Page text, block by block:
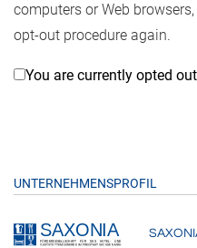
computers or Web
opt-out procedure again.
You are currently opted
UNTERNEHMENSPROFIL